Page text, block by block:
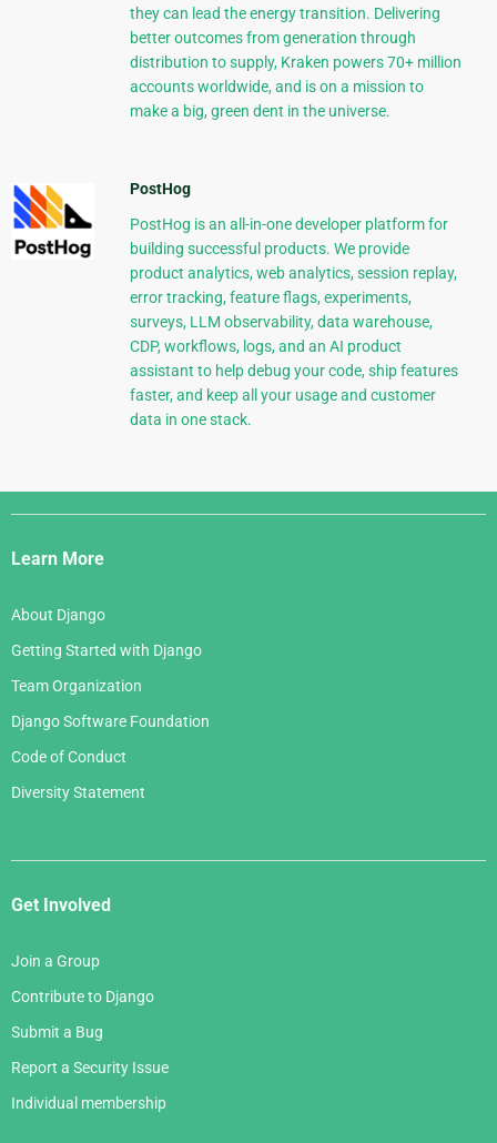
they can lead the energy transition. Delivering
better outcomes from generation through
distribution to supply, Kraken powers 70+ million
accounts worldwide, and is on a mission to
make a big, green dent in the universe.
PostHog
PostHog is an all-in-one developer platform for
building successful products. We provide
product analytics, web analytics, session replay,
error tracking, feature flags, experiments,
surveys, LLM observability, data warehouse,
CDP, workflows, logs, and an AI product
assistant to help debug your code, ship features
faster, and keep all your usage and customer
data in one stack.
Django
Links
Learn More
About Django
Getting Started with Django
Team Organization
Django Software Foundation
Code of Conduct
Diversity Statement
Get Involved
Join a Group
Contribute to Django
Submit a Bug
Report a Security Issue
Individual membership